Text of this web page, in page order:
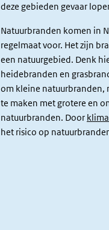
deze gebieden gevaar
Natuurbranden komen in
regelmaat voor. Het zijn
een natuurgebied. Denk
heidebranden en
om kleine natuurbranden,
te maken met grotere en
natuurbranden. Door
het risico op